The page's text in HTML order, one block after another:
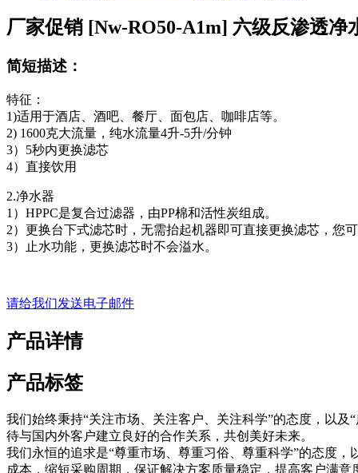
厂家促销 [Nw-RO50-A1m] 六级反渗透净
简短描述：
特征：
1)适用于酒店、酒吧、餐厅、面包店、咖啡店等。
2) 1600克大流量，纯水流量4升-5升/分钟
3）5秒内更换滤芯
4）直接饮用
2.净水器
1）HPPC是复合过滤器，由PP棉和活性炭组成。
2）更换台下式滤芯时，无需抬起机器即可直接更换滤芯，您
3）止水功能，更换滤芯时不会溢水。
请给我们发送电子邮件
产品详情
产品标签
我们始终秉持“关注市场、关注客户、关注科学”的态度，以
待与国内外客户建立良好的合作关系，共创美好未来。
我们永恒的追求是“尊重市场、尊重习俗、尊重科学”的态度
成本，缩短采购周期，保证解决方案质量稳定，提高客户满意